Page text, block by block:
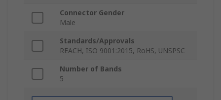
Connector Gender
Male
Standards/Approvals
REACH, ISO 9001:2015, RoHS, UNSPSC
Number of Bands
5